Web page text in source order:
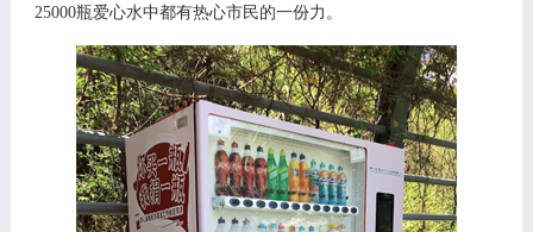
25000瓶爱心水中都有热心市民的一份力。